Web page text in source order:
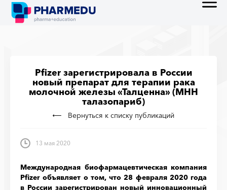
Pfizer зарегистрировала в России
новый препарат для терапии рака
молочной железы «Талценна» (МНН
талазопариб)
Вернуться к списку публикаций
13 мая 2020
Международная биофармацевтическая компания
Pfizer объявляет о том, что 28 февраля 2020 года
в России зарегистрирован новый инновационный